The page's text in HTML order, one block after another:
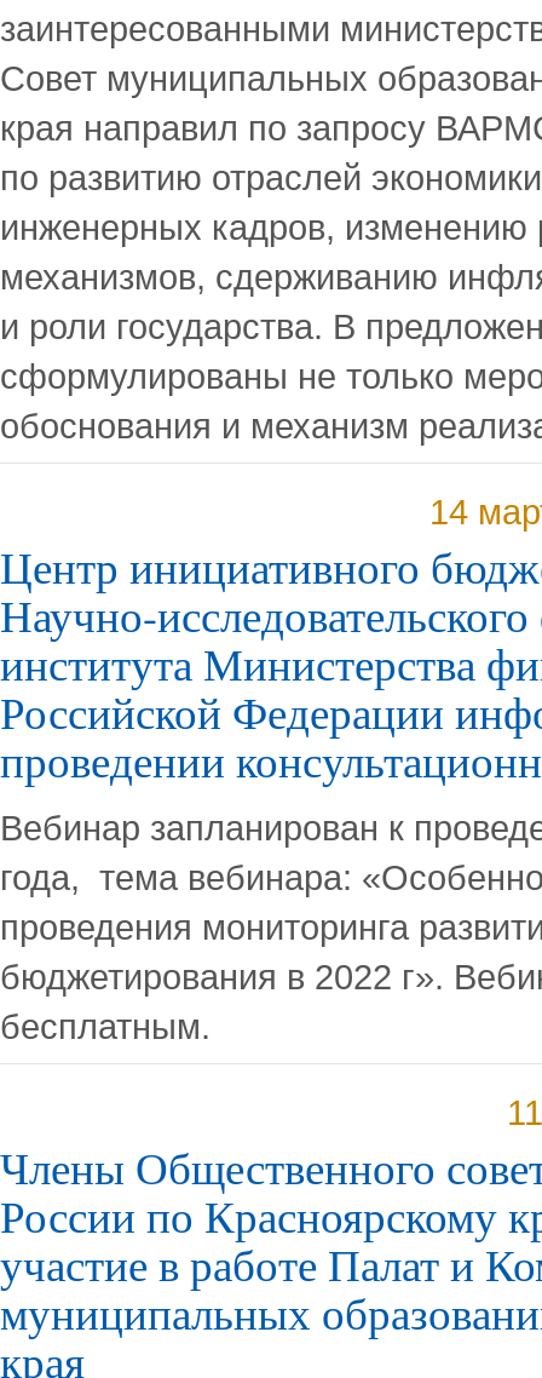
заинтересованными
Совет муниципальных
края направил по запросу
по развитию отраслей
инженерных кадров, изменению
механизмов, сдерживанию
и роли государства. В
сформулированы не только
обоснования и механизм
14
Центр инициативного
Научно-
института Министерства
Российской Федерации
проведении
Вебинар запланирован к
года, тема вебинара:
проведения мониторинга
бюджетирования в 2022 г».
бесплатным.
Члены Общественного
России по Красноярскому
участие в работе Палат и
муниципальных
края